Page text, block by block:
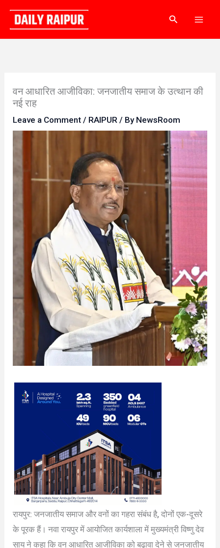
content
Search
वन आधारित आजीविका: जनजातीय समाज के उत्थान की
नई राह
Leave a Comment / RAIPUR / By NewsRoom
रायपुर: जनजातीय समाज और वनों का गहरा संबंध है, दोनों एक-दूसरे
के पूरक हैं। नवा रायपुर में आयोजित कार्यशाला में मुख्यमंत्री विष्णु देव
साय ने कहा कि वन आधारित आजीविका को बढ़ावा देने से जनजातीय